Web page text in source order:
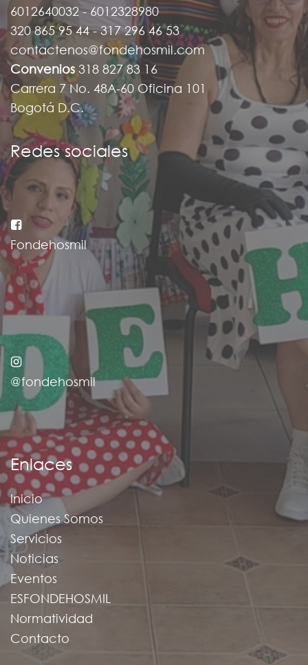
6012640032 - 6012328980
320 865 95 44 - 317 296 46 53
contactenos@fondehosmil.com
Convenios 318 827 83 16
Carrera 7 No. 48A-60 Oficina 101
Bogotá D.C.
Redes sociales
Fondehosmil
@fondehosmil
Enlaces
Inicio
Quienes Somos
Servicios
Noticias
Eventos
ESFONDEHOSMIL
Normatividad
Contacto